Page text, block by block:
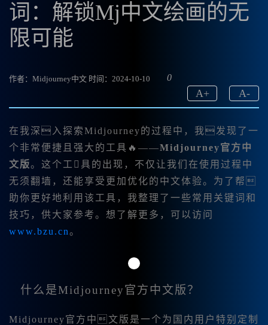
词：解锁Mj中文绘画的无
限可能
作者：Midjourney中文 时间：2024-10-10 0
A-
A+
在我深入探索Midjourney的过程中，我发现了一
个非常便捷且强大的工具🔥——Midjourney官方中
文版。这个工具的出现，不仅让我们在使用过程中
无须翻墙，还能享受更加优化的中文体验。为了帮
助你更好地利用该工具，我整理了一些常用关键词和
技巧，供大家参考。想了解更多，可以访问
www.bzu.cn。
什么是Midjourney官方中文版？
Midjourney官方中文版是一个为国内用户特别定制